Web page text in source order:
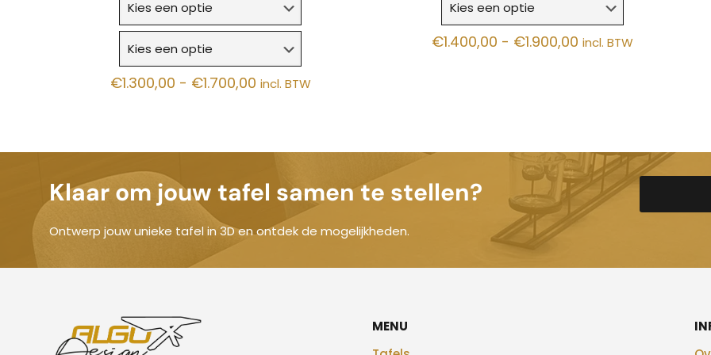
€1.300,00 - €1.700,00Prijsklasse:
€1.700,00
incl. BTW
€1.400,00 - €1.900,00 Prijsklasse:
incl. BTW
Klaar om jouw tafel samen te stellen?
Ontwerp jouw unieke tafel in 3D en ontdek de mogelijkheden.
MENU